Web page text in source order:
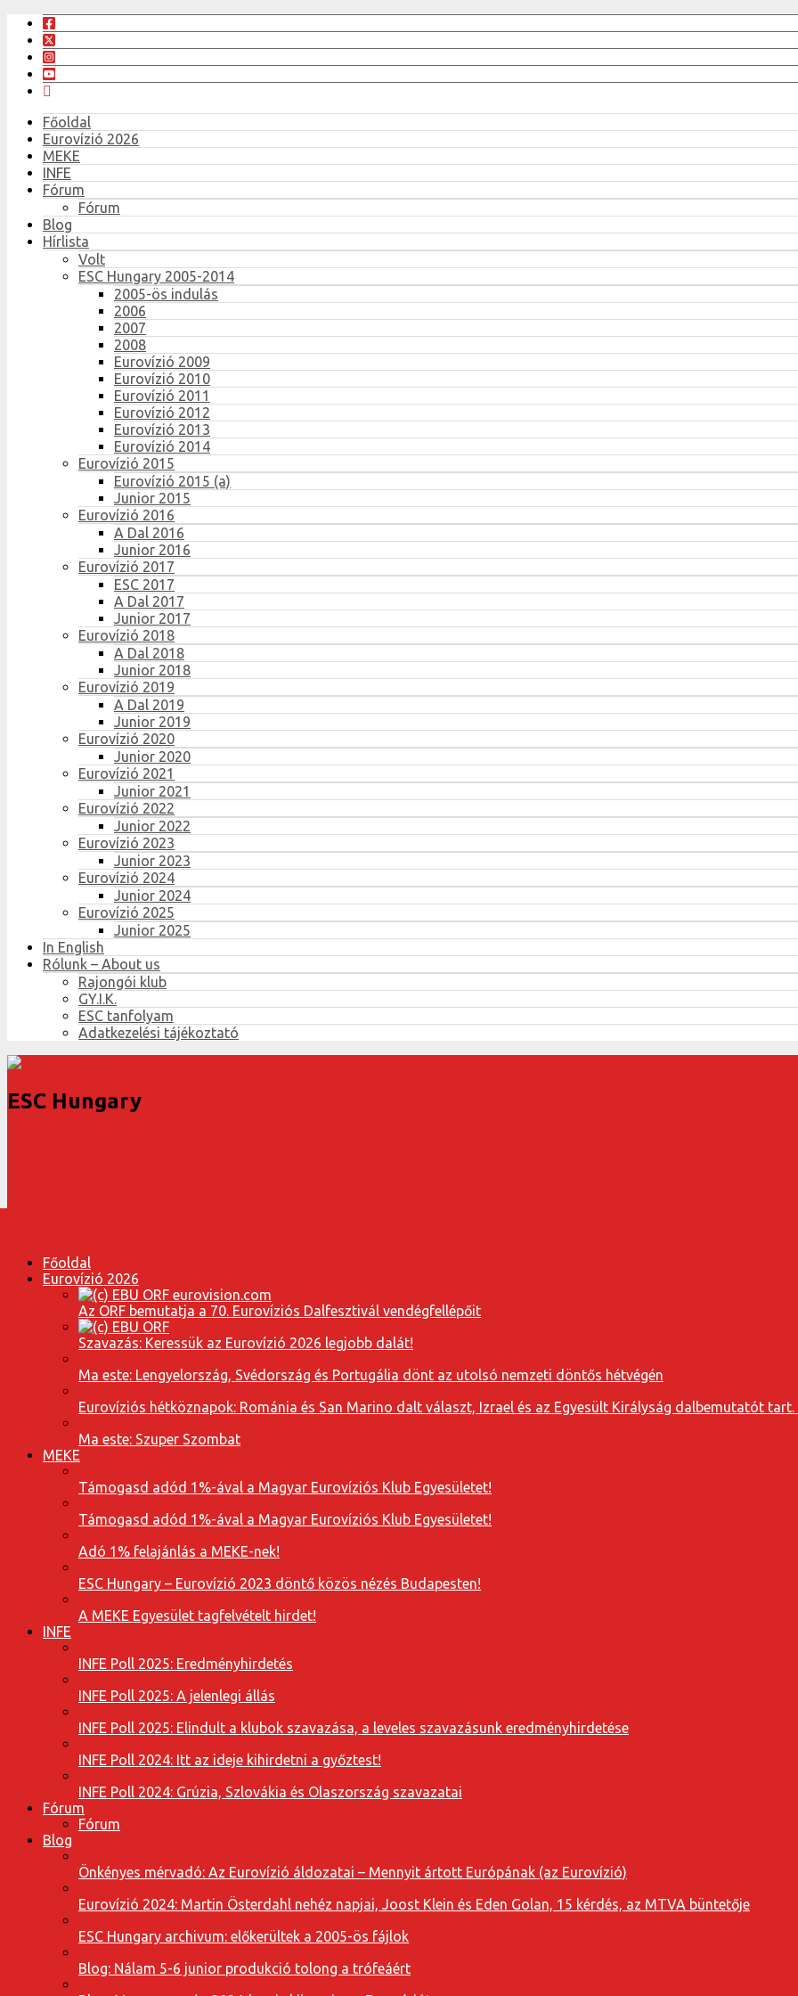
Főoldal
Eurovízió 2026
MEKE
INFE
Fórum
Fórum
Blog
Hírlista
Volt
ESC Hungary 2005-2014
2005-ös indulás
2006
2007
2008
Eurovízió 2009
Eurovízió 2010
Eurovízió 2011
Eurovízió 2012
Eurovízió 2013
Eurovízió 2014
Eurovízió 2015
Eurovízió 2015 (a)
Junior 2015
Eurovízió 2016
A Dal 2016
Junior 2016
Eurovízió 2017
ESC 2017
A Dal 2017
Junior 2017
Eurovízió 2018
A Dal 2018
Junior 2018
Eurovízió 2019
A Dal 2019
Junior 2019
Eurovízió 2020
Junior 2020
Eurovízió 2021
Junior 2021
Eurovízió 2022
Junior 2022
Eurovízió 2023
Junior 2023
Eurovízió 2024
Junior 2024
Eurovízió 2025
Junior 2025
In English
Rólunk – About us
Rajongói klub
GY.I.K.
ESC tanfolyam
Adatkezelési tájékoztató
ESC Hungary
Főoldal
Eurovízió 2026
Az ORF bemutatja a 70. Eurovíziós Dalfesztivál vendégfellépőit
Szavazás: Keressük az Eurovízió 2026 legjobb dalát!
Ma este: Lengyelország, Svédország és Portugália dönt az utolsó nemzeti döntős hétvégén
Eurovíziós hétköznapok: Románia és San Marino dalt választ, Izrael és az Egyesült Királyság dalbemutatót tart.
Ma este: Szuper Szombat
MEKE
Támogasd adód 1%-ával a Magyar Eurovíziós Klub Egyesületet!
Támogasd adód 1%-ával a Magyar Eurovíziós Klub Egyesületet!
Adó 1% felajánlás a MEKE-nek!
ESC Hungary – Eurovízió 2023 döntő közös nézés Budapesten!
A MEKE Egyesület tagfelvételt hirdet!
INFE
INFE Poll 2025: Eredményhirdetés
INFE Poll 2025: A jelenlegi állás
INFE Poll 2025: Elindult a klubok szavazása, a leveles szavazásunk eredményhirdetése
INFE Poll 2024: Itt az ideje kihirdetni a győztest!
INFE Poll 2024: Grúzia, Szlovákia és Olaszország szavazatai
Fórum
Fórum
Blog
Önkényes mérvadó: Az Eurovízió áldozatai – Mennyit ártott Európának (az Eurovízió)
Eurovízió 2024: Martin Österdahl nehéz napjai, Joost Klein és Eden Golan, 15 kérdés, az MTVA büntetője
ESC Hungary archivum: előkerültek a 2005-ös fájlok
Blog: Nálam 5-6 junior produkció tolong a trófeáért